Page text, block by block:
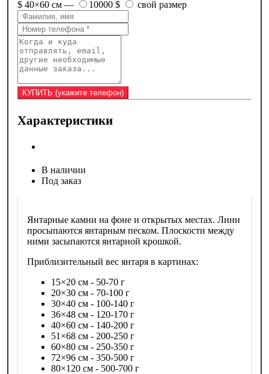
$ 40×60 см — 10000 $ свой размер
Характеристики
В наличии
Под заказ
Янтарные камни на фоне и открытых местах. Лини
просыпаются янтарным песком. Плоскости между
ними засыпаются янтарной крошкой.
Приблизительный вес янтаря в картинах:
15×20 см - 50-70 г
20×30 см - 70-100 г
30×40 см - 100-140 г
36×48 см - 120-170 г
40×60 см - 140-200 г
51×68 см - 200-250 г
60×80 см - 250-350 г
72×96 см - 350-500 г
80×120 см - 500-700 г